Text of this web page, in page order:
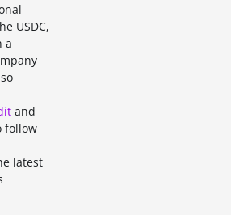
USDC,
a
and
follow
latest